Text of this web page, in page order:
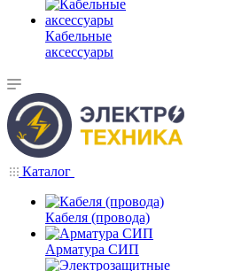
Кабельные
аксессуары
Каталог
Кабеля (провода)
Арматура СИП